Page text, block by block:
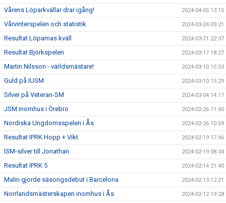
Vårens Löparkvällar drar igång! 2024-04-05 13:15
Vårvinterspelen och statistik 2024-03-24 09:21
Resultat Löparnas kväll 2024-03-21 22:37
Resultat Björkspelen 2024-03-17 18:27
Martin Nilsson - världsmästare! 2024-03-10 15:53
Guld på IUSM 2024-03-10 15:29
Silver på Veteran-SM 2024-03-04 14:17
JSM inomhus i Örebro 2024-02-26 11:40
Nordiska Ungdomsspelen i Ås 2024-02-26 10:59
Resultat IPRK Hopp + Vikt 2024-02-19 17:46
ISM-silver till Jonathan 2024-02-19 08:34
Resultat IPRK 5 2024-02-14 21:40
Malin gjorde säsongsdebut i Barcelona 2024-02-13 12:21
Norrlandsmästerskapen inomhus i Ås 2024-02-12 19:28